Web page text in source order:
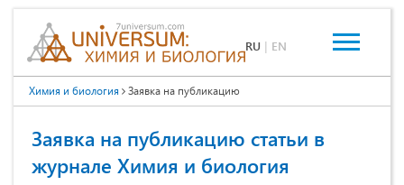
RU | EN
Химия и биология Заявка на публикацию
Заявка на публикацию статьи в
журнале Химия и биология